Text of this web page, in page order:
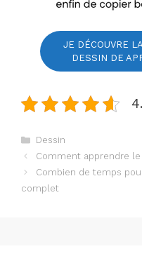
JE DÉCOUVRE
DESSIN DE
Catégories
Dessin
Comment apprendre
Combien de temps
complet